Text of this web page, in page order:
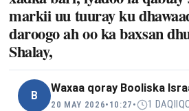
markii uu tuuray ku
daroogo ah oo ka baxsan
Shalay,
B
Waxaa qoray Booliska
20 MAY 2026• 10:27 • 1